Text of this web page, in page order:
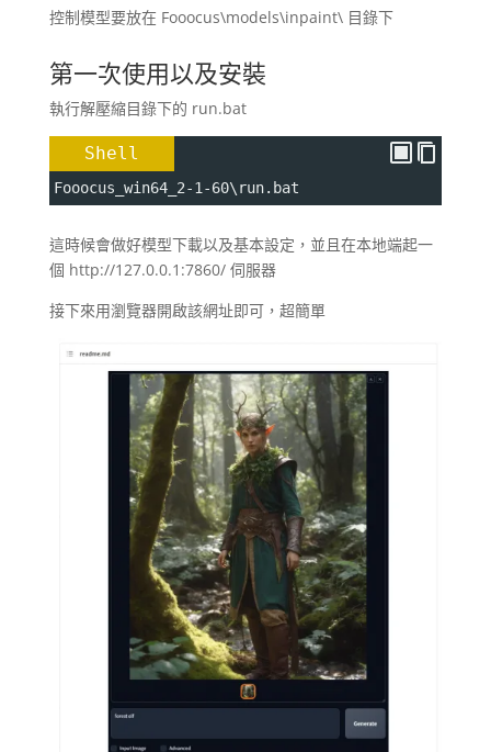
控制模型要放在 Fooocus\models\inpaint\ 目錄下
第一次使用以及安裝
執行解壓縮目錄下的 run.bat
Shell
Fooocus_win64_2-1-60\run.bat
這時候會做好模型下載以及基本設定，並且在本地端起一
個 http://127.0.0.1:7860/ 伺服器
接下來用瀏覽器開啟該網址即可，超簡單